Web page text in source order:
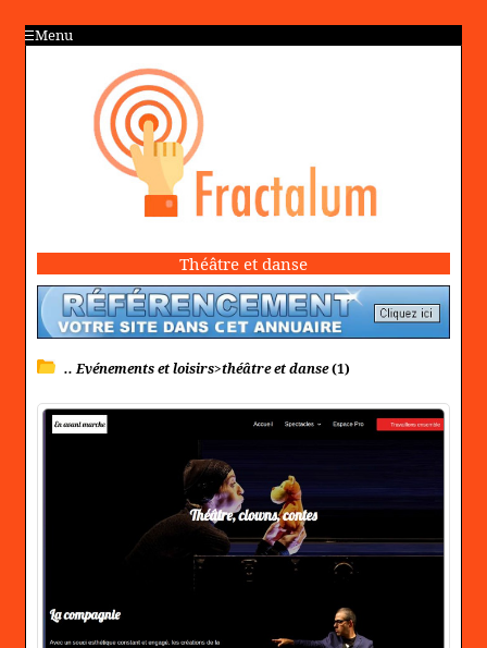
Menu
Théâtre et danse
.. Evénements et loisirs>théâtre et danse(1)